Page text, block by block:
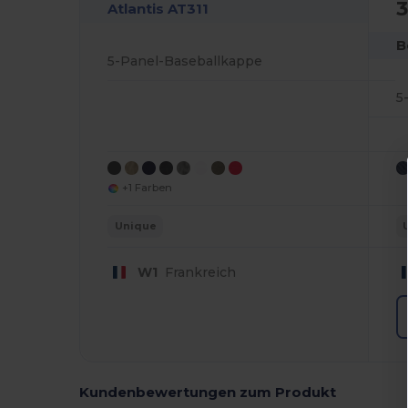
Atlantis AT311
5-Panel-Baseballkappe
+1 Farben
Unique
W1 Frankreich
Kundenbewertungen zum Produkt